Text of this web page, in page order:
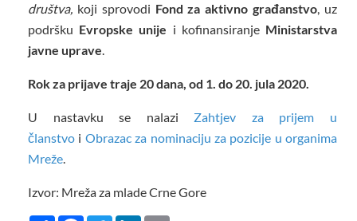
društva, koji sprovodi Fond za aktivno građanstvo, uz
podršku Evropske unije i kofinansiranje Ministarstva
javne uprave.
Rok za prijave traje 20 dana, od 1. do 20. jula 2020.
U nastavku se nalazi Zahtjev za prijem u
članstvo i Obrazac za nominaciju za pozicije u organima
Mreže.
Izvor: Mreža za mlade Crne Gore